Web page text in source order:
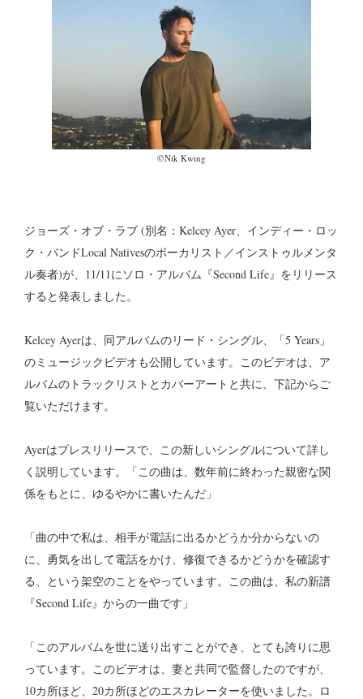
©︎Nik Kwing
ジョーズ・オブ・ラブ (別名：Kelcey Ayer、インディー・ロッ
ク・バンドLocal Nativesのボーカリスト／インストゥルメンタ
ル奏者)が、11/11にソロ・アルバム『Second Life』をリリース
すると発表しました。
Kelcey Ayerは、同アルバムのリード・シングル、「5 Years」
のミュージックビデオも公開しています。このビデオは、ア
ルバムのトラックリストとカバーアートと共に、下記からご
覧いただけます。
Ayerはプレスリリースで、この新しいシングルについて詳し
く説明しています。「この曲は、数年前に終わった親密な関
係をもとに、ゆるやかに書いたんだ」
「曲の中で私は、相手が電話に出るかどうか分からないの
に、勇気を出して電話をかけ、修復できるかどうかを確認す
る、という架空のことをやっています。この曲は、私の新譜
『Second Life』からの一曲です」
「このアルバムを世に送り出すことができ、とても誇りに思
っています。このビデオは、妻と共同で監督したのですが、
10カ所ほど、20カ所ほどのエスカレーターを使いました。ロ